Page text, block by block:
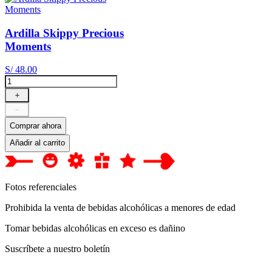
Ardilla Skippy Precious
Moments
S/ 48.00
＋
－
Comprar ahora
Añadir al carrito
Fotos referenciales
Prohibida la venta de bebidas alcohólicas a menores de edad
Tomar bebidas alcohólicas en exceso es dañino
Suscríbete a nuestro boletín